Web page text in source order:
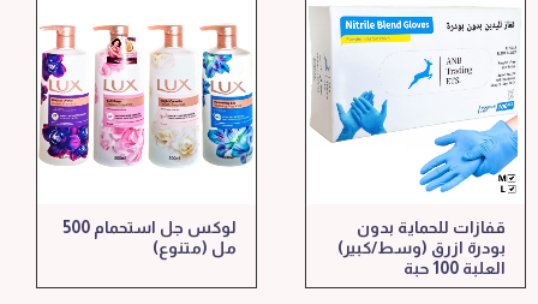
قفازات للحماية بدون
بودرة ازرق (وسط/كبير)
العلبة 100 حبة
لوكس جل استحمام 500
مل (متنوع)